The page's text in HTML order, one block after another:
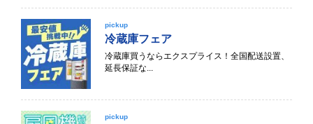
pickup
冷蔵庫フェア
冷蔵庫買うならエクスプライス！全国配送設置、
延長保証な...
pickup